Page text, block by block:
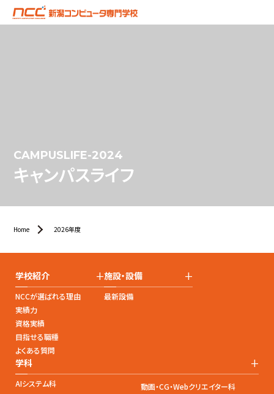
CAMPUSLIFE-2024
キャンパスライフ
Home 2026年度
学校紹介 +
NCCが選ばれる理由
実績力
資格実績
目指せる職種
よくある質問
施設・設備 +
最新設備
学科 +
AIシステム科
動画・CG・Webクリエイター科